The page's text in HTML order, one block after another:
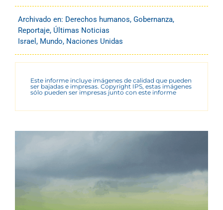
Archivado en: Derechos humanos, Gobernanza,
Reportaje, Últimas Noticias
Israel , Mundo, Naciones Unidas
Este informe incluye imágenes de calidad que pueden
ser bajadas e impresas. Copyright IPS, estas imágenes
sólo pueden ser impresas junto con este informe